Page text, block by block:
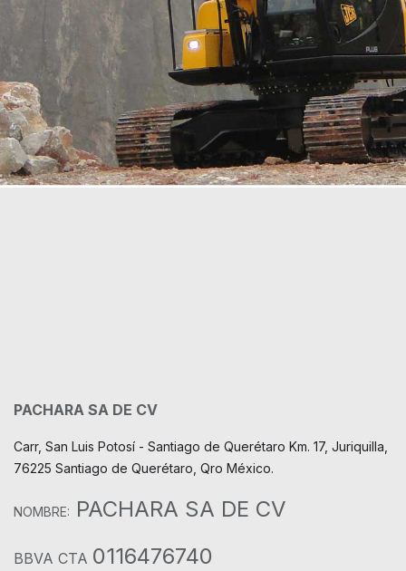
PACHARA SA DE CV
Carr, San Luis Potosí - Santiago de Querétaro Km. 17, Juriquilla,
76225 Santiago de Querétaro, Qro México.
NOMBRE: PACHARA SA DE CV
BBVA CTA 0116476740